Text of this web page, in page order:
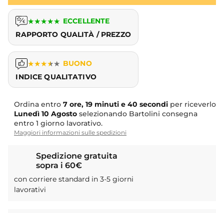
★★★★★ ECCELLENTE
RAPPORTO QUALITÀ / PREZZO
★★★★★ BUONO
INDICE QUALITATIVO
Ordina entro 7 ore, 19 minuti e 40 secondi per riceverlo
Lunedì 10 Agosto selezionando Bartolini consegna
entro 1 giorno lavorativo.
Maggiori informazioni sulle spedizioni
Spedizione gratuita
sopra i 60€
con corriere standard in 3-5 giorni
lavorativi